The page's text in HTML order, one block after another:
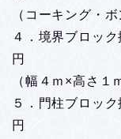
（コーキング・ボ
４．境界ブロッ
円
（幅４ｍ×高さ１
５．門柱ブ
円